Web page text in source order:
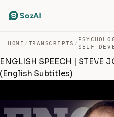
HOME / TRANSCRIPTS /
SELF-
ENGLISH SPEECH | STEVE
(English Subtitles)